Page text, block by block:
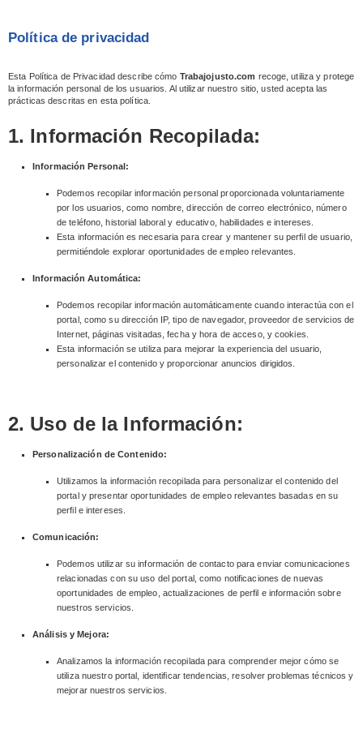
Política de privacidad
Esta Política de Privacidad describe cómo Trabajojusto.com recoge, utiliza y protege
la información personal de los usuarios. Al utilizar nuestro sitio, usted acepta las
prácticas descritas en esta política.
1. Información Recopilada:
Información Personal:
Podemos recopilar información personal proporcionada voluntariamente
por los usuarios, como nombre, dirección de correo electrónico, número
de teléfono, historial laboral y educativo, habilidades e intereses.
Esta información es necesaria para crear y mantener su perfil de usuario,
permitiéndole explorar oportunidades de empleo relevantes.
Información Automática:
Podemos recopilar información automáticamente cuando interactúa con el
portal, como su dirección IP, tipo de navegador, proveedor de servicios de
Internet, páginas visitadas, fecha y hora de acceso, y cookies.
Esta información se utiliza para mejorar la experiencia del usuario,
personalizar el contenido y proporcionar anuncios dirigidos.
2. Uso de la Información:
Personalización de Contenido:
Utilizamos la información recopilada para personalizar el contenido del
portal y presentar oportunidades de empleo relevantes basadas en su
perfil e intereses.
Comunicación:
Podemos utilizar su información de contacto para enviar comunicaciones
relacionadas con su uso del portal, como notificaciones de nuevas
oportunidades de empleo, actualizaciones de perfil e información sobre
nuestros servicios.
Análisis y Mejora:
Analizamos la información recopilada para comprender mejor cómo se
utiliza nuestro portal, identificar tendencias, resolver problemas técnicos y
mejorar nuestros servicios.